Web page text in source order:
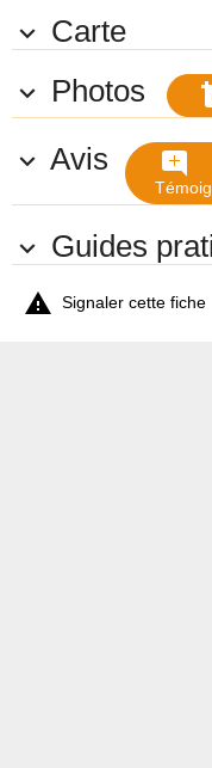
 Carte
 Photos
 Avis add_comment
 Guides
 Signaler cette fiche